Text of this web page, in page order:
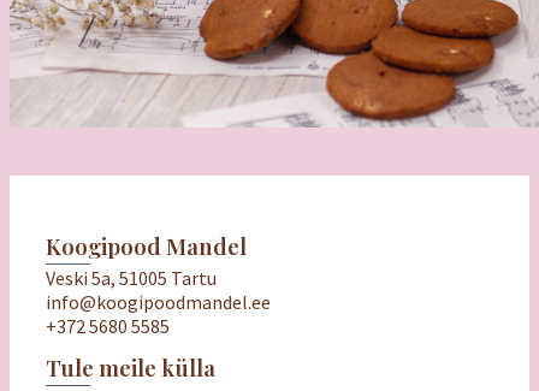
Koogipood Mandel
Veski 5a, 51005 Tartu
info@koogipoodmandel.ee
+372 5680 5585
Tule meile külla